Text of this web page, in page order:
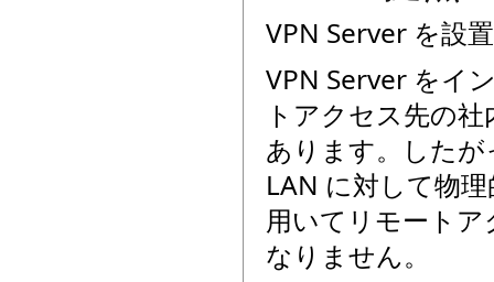
VPN Server を設
VPN Server をイ
トアクセス先の
あります。した
LAN に対して物
用いてリモート
なりません。